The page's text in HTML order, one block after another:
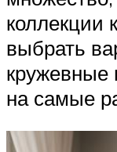
коллекции
выбрать
кружевные
на самые